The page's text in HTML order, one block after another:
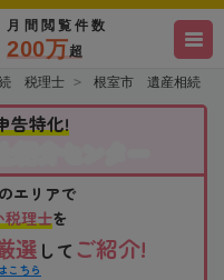
月間閲覧件数
200万超
税理士 根室市 遺産相続
告特化!
エリアで
税理士を
選 して ご紹介!
こちら